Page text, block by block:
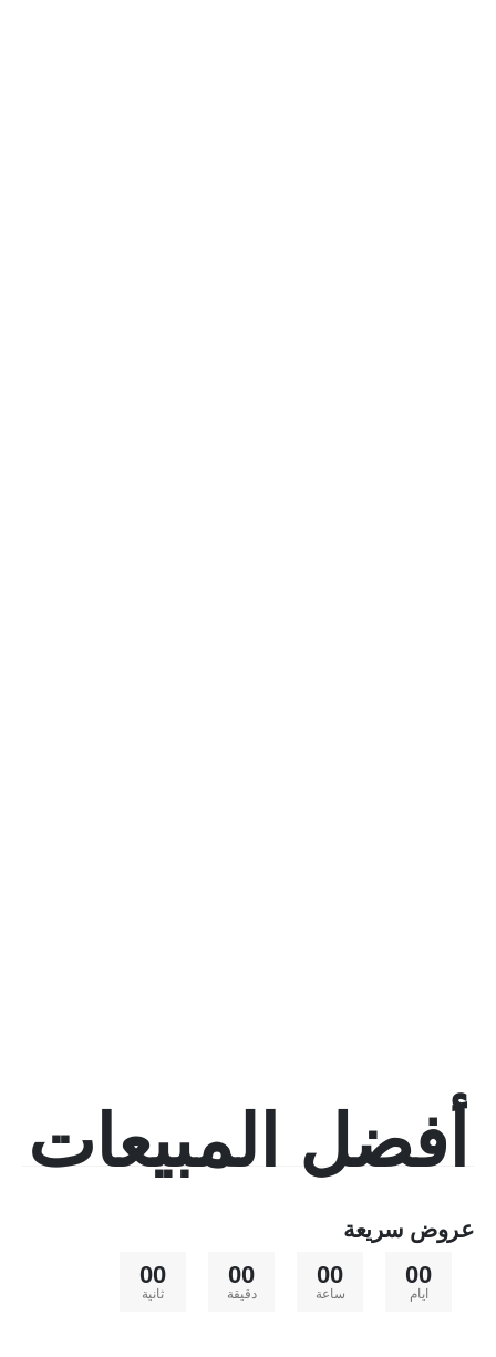
أفضل المبيعات
عروض سريعة
00
ايام
00
ساعة
00
دقيقة
00
ثانية